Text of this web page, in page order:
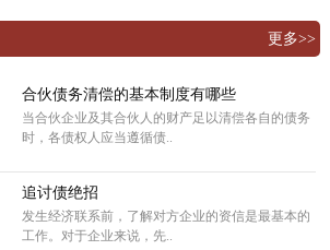
更多>>
合伙债务清偿的基本制度有哪些
当合伙企业及其合伙人的财产足以清偿各自的债务
时，各债权人应当遵循债..
追讨债绝招
发生经济联系前，了解对方企业的资信是最基本的
工作。对于企业来说，先..